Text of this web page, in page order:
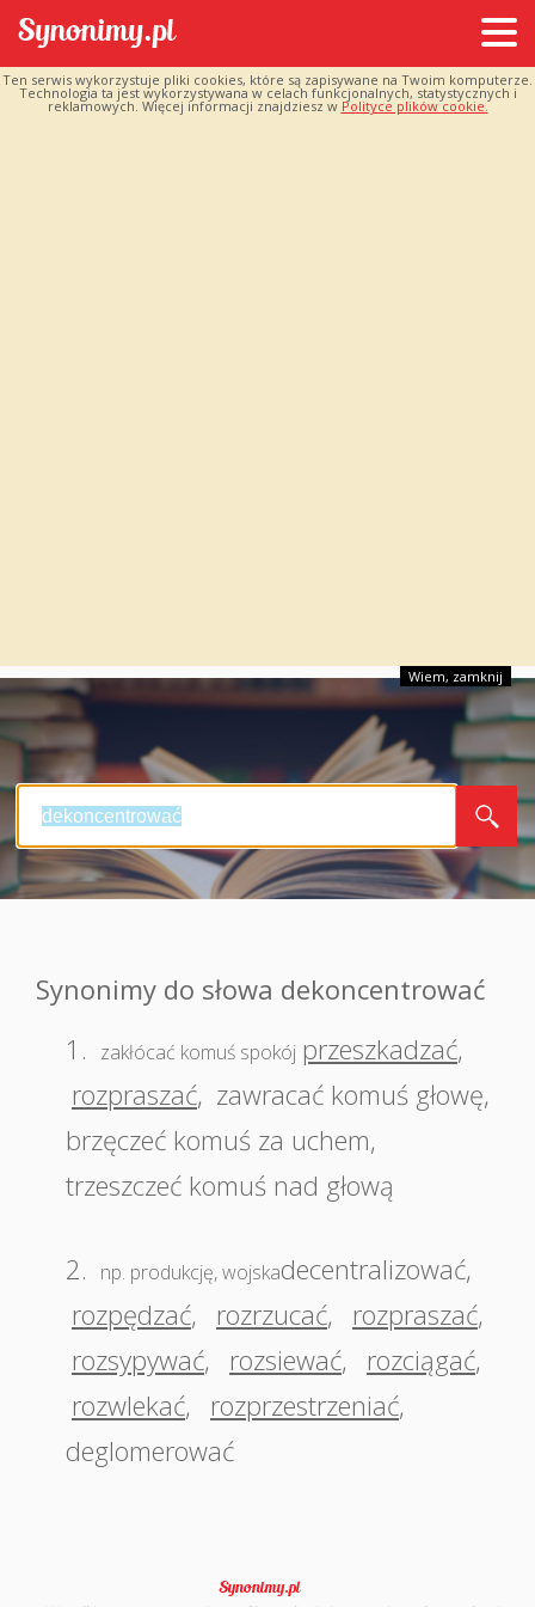
Ten serwis wykorzystuje pliki cookies, które są zapisywane na Twoim komputerze.
Technologia ta jest wykorzystywana w celach funkcjonalnych, statystycznych i
reklamowych. Więcej informacji znajdziesz w Polityce plików cookie.
Wiem, zamknij
Synonimy do słowa dekoncentrować
1.
zakłócać komuś spokój przeszkadzać,
rozpraszać, zawracać komuś głowę,
brzęczeć komuś za uchem,
trzeszczeć komuś nad głową
2. np. produkcję, wojskadecentralizować,
rozpędzać, rozrzucać, rozpraszać,
rozsypywać, rozsiewać, rozciągać,
rozwlekać, rozprzestrzeniać,
deglomerować